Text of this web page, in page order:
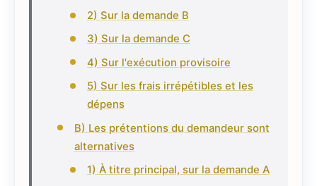
2) Sur la demande B
3) Sur la demande C
4) Sur l'exécution provisoire
5) Sur les frais irrépétibles et les
dépens
B) Les prétentions du demandeur sont
alternatives
1) À titre principal, sur la demande A